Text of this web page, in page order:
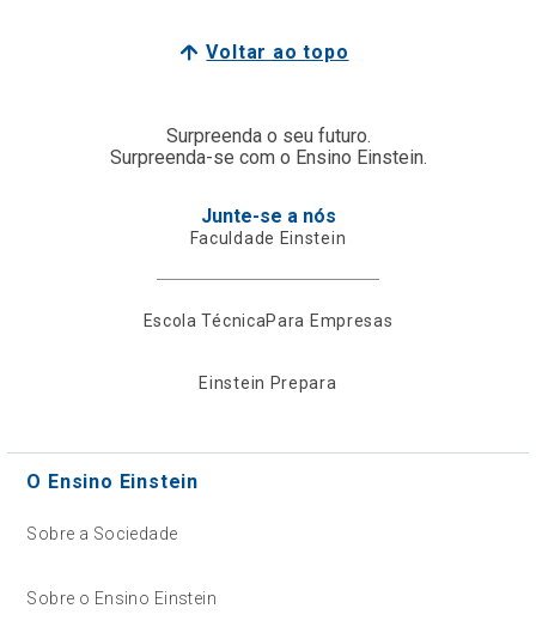
Voltar ao topo
Surpreenda o seu futuro.
Surpreenda-se com o Ensino Einstein.
Junte-se a nós
Faculdade Einstein
Escola TécnicaPara Empresas
Einstein Prepara
O Ensino Einstein
Sobre a Sociedade
Sobre o Ensino Einstein